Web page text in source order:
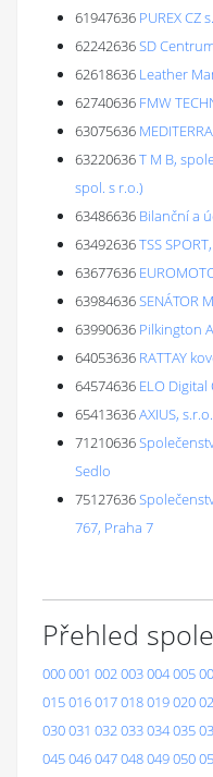
61947636 PUREX CZ
62242636SD
62618636 Leather
62740636 FMW
63075636
63220636T M B,
spol. s r.o.)
63486636 Bilanční a
63492636TSS
63677636
63984636SENÁTOR
63990636 Pilkington
64053636 RATTAY
64574636 ELO Digital
65413636AXIUS, s.r.o.
71210636
Sedlo
75127636
767, Praha 7
Přehled
000001 002003004005
015016017018019020
030031 032033034035
045046047048049050